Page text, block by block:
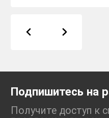
Подпишитесь на
Получите доступ к